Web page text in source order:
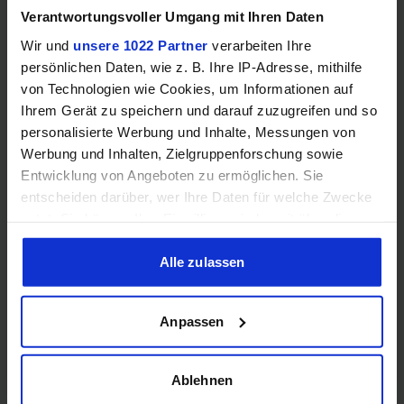
Verantwortungsvoller Umgang mit Ihren Daten
Wir und unsere 1022 Partner verarbeiten Ihre
persönlichen Daten, wie z. B. Ihre IP-Adresse, mithilfe
von Technologien wie Cookies, um Informationen auf
Ihrem Gerät zu speichern und darauf zuzugreifen und so
personalisierte Werbung und Inhalte, Messungen von
Werbung und Inhalten, Zielgruppenforschung sowie
Entwicklung von Angeboten zu ermöglichen. Sie
entscheiden darüber, wer Ihre Daten für welche Zwecke
Cookie-Erklärung oder durch Klicken auf das Privacy
Trigger Symbol ändern oder widerrufen
Informationen über Ihre geografische Lage erfassen,
welche bis auf einige Meter genau sein können
Ihr Gerät durch aktives Scannen nach bestimmten
Alle zulassen
Anpassen
Ablehnen
Speichertyp – DDR5
Speicherkanäle –
Dual
Channel
RAM-Geschwindigkeit –
DDR5-
5200
❌ ✔️
❌